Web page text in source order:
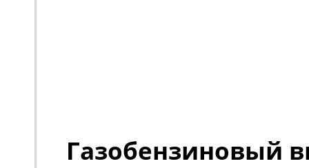
Газобензиновый